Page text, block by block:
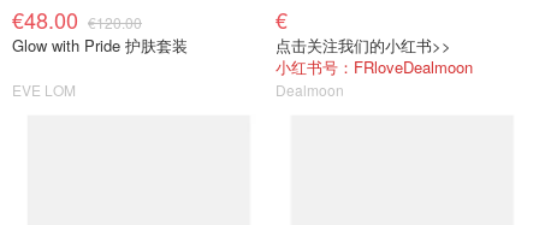
€48.00 €120.00
Glow with Pride 护肤套装
EVE LOM
€
点击关注我们的小红书>>
小红书号：FRloveDealmoon
Dealmoon